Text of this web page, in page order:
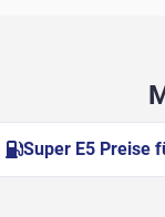
Super E5 Preise